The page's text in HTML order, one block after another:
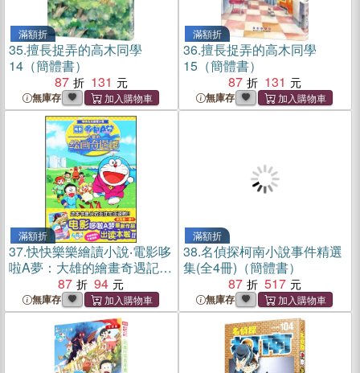
滿額折
35.擅長捉弄的高木同學
14（簡體書）
87
131
無庫存
滿額折
36.擅長捉弄的高木同學
15（簡體書）
87
131
無庫存
滿額折
37.快快樂樂繪讀小說‧電影哆
啦A夢：大雄的繪畫奇遇記
（簡體書）
87 94
無庫存
滿額折
38.名偵探柯南小說事件精選
集(全4冊)（簡體書）
87
517
無庫存